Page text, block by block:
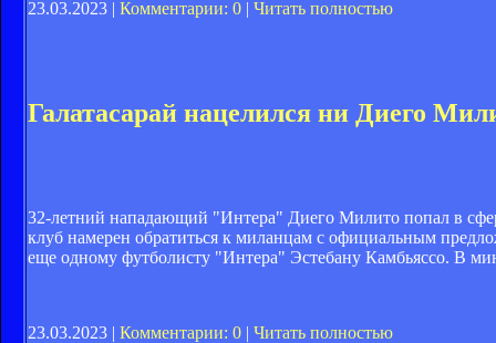
23.03.2023 | Комментарии: 0 | Читать полностью
Галатасарай нацелился ни Диего
32-летний нападающий "Интера" Диего Милито попал в
клуб намерен обратиться к миланцам с официальным
еще одному футболисту "Интера" Эстебану Камбьяссо. В
23.03.2023 | Комментарии: 0 | Читать полностью